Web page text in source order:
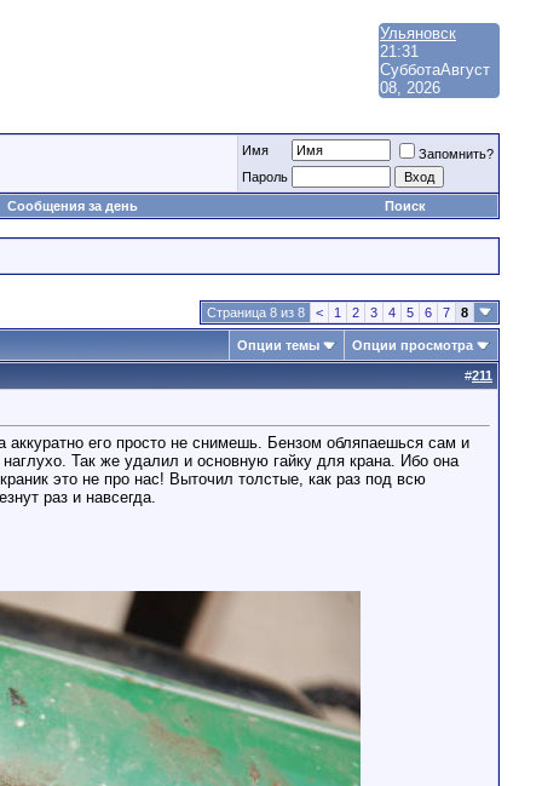
Ульяновск
21:31
СубботаАвгуст
08, 2026
Имя
Запомнить?
Пароль
Сообщения за день
Поиск
Страница 8 из 8 < 1 2 3 4 5 6 7 8
Опции темы Опции просмотра
#211
аккуратно его просто не снимешь. Бензом обляпаешься сам и
Так же удалил и основную гайку для крана. Ибо она
это не про нас! Выточил толстые, как раз под всю
раз и навсегда.